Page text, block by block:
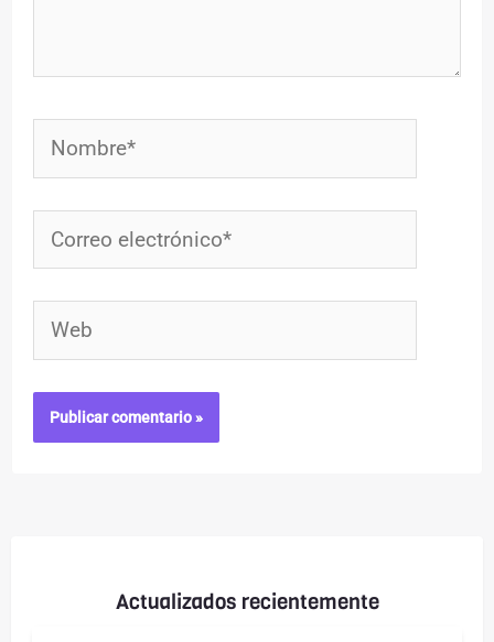
Actualizados recientemente
Nombre*
Correo
electrónico*
Web